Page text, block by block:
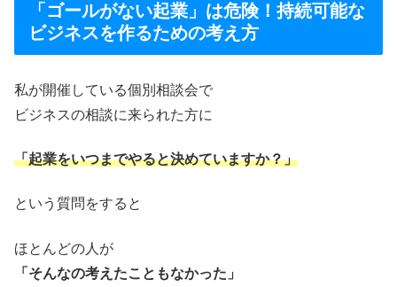
「ゴールがない起業」は危険！持続可能な
ビジネスを作るための考え方
私が開催している個別相談会で
ビジネスの相談に来られた方に
「起業をいつまでやると決めていますか？」
という質問をすると
ほとんどの人が
「そんなの考えたこともなかった」